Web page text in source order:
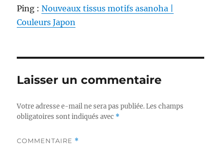
Ping :Nouveaux tissus motifs asanoha |
Couleurs Japon
Laisser un commentaire
Votre adresse e-mail ne sera pas publiée. Les champs
obligatoires sont indiqués avec *
COMMENTAIRE *